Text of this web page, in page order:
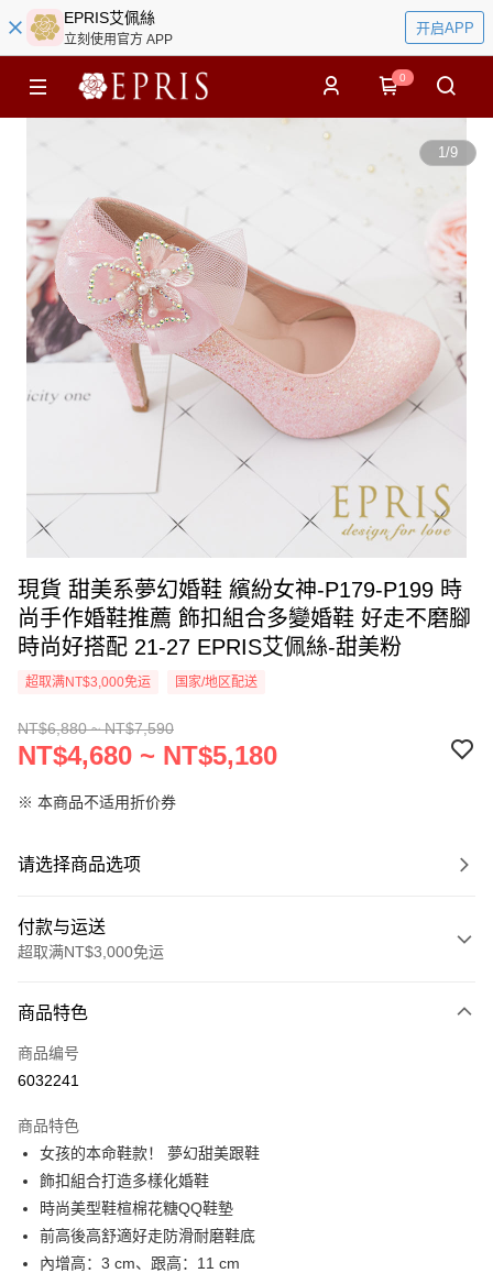
EPRIS艾佩絲
立刻使用官方 APP
开启APP
0
1/9
現貨 甜美系夢幻婚鞋 繽紛女神-P179-P199 時
尚手作婚鞋推薦 飾扣組合多變婚鞋 好走不磨腳
時尚好搭配 21-27 EPRIS艾佩絲-甜美粉
超取满NT$3,000免运 国家/地区配送
NT$6,880 ~ NT$7,590
NT$4,680 ~ NT$5,180
※ 本商品不适用折价券
请选择商品选项
付款与运送
超取满NT$3,000免运
信用卡一次付款
信用卡分期付款
合作金库商业银行
华南商业银行
上海商业储蓄银行
国泰世华商业银行
台湾中小企业银行
汇丰（台湾）商业银行
联邦商业银行
6期 0利率，每期
华南商业银行
上海商业储蓄银行
国泰世华商业银行
台湾中小企业银行
LINE Pay
Apple Pay
街口支付
商品特色
商品编号
6032241
商品特色
女孩的本命鞋款！ 夢幻甜美跟鞋
飾扣組合打造多樣化婚鞋
時尚美型鞋楦棉花糖QQ鞋墊
前高後高舒適好走防滑耐磨鞋底
內增高：3 cm、跟高：11 cm